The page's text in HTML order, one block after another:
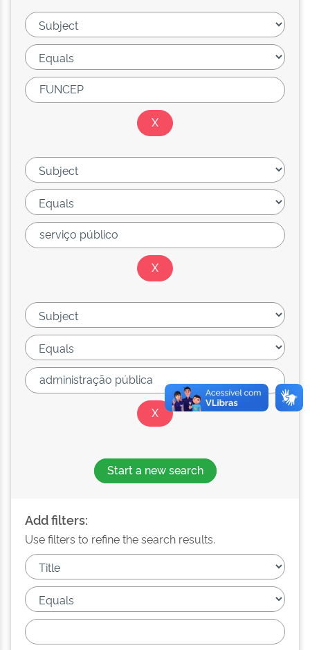
Start a new search
Add filters:
Use filters to refine the search results.